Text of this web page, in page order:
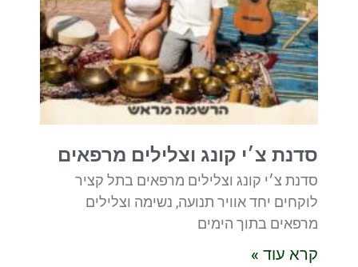
סדנת צ׳י קונג וצלילים מרפאים
סדנת צ׳י קונג וצלילים מרפאים בתל קציר
לוקחים יחד אוויר תנועה, נשימה וצלילים
מרפאים בתוך הימים
קרא עוד »